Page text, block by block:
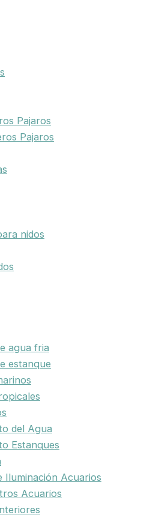
Pajaros
Pajaros
nidos
agua fria
estanque
del Agua
Estanques
Iluminación Acuarios
Acuarios